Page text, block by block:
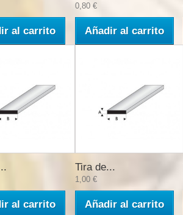
al carrito
0,80 €
Añadir al carrito
al carrito
Tira de...
1,00 €
Añadir al carrito